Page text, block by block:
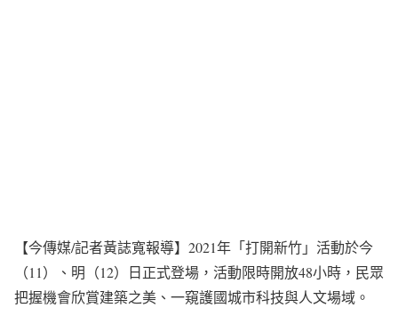
【今傳媒/記者黃誌寬報導】2021年「打開新竹」活動於今
（11）、明（12）日正式登場，活動限時開放48小時，民眾
把握機會欣賞建築之美、一窺護國城市科技與人文場域。